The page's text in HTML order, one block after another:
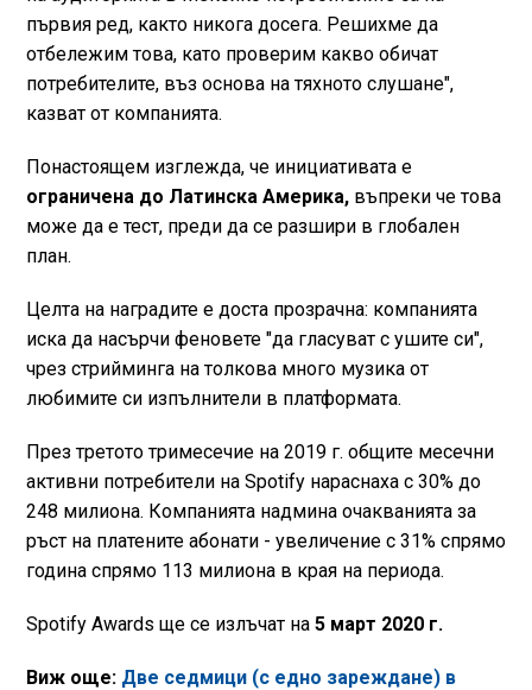
първия ред, както никога досега. Решихме да
отбележим това, като проверим какво обичат
потребителите, въз основа на тяхното слушане",
казват от компанията.
Понастоящем изглежда, че инициативата е
ограничена до Латинска Америка,въпреки че това
може да е тест, преди да се разшири в глобален
план.
Целта на наградите е доста прозрачна: компанията
иска да насърчи феновете "да гласуват с ушите си",
чрез стрийминга на толкова много музика от
любимите си изпълнители в платформата.
През третото тримесечие на 2019 г. общите месечни
активни потребители на Spotify нараснаха с 30% до
248 милиона. Компанията надмина очакванията за
ръст на платените абонати - увеличение с 31% спрямо
година спрямо 113 милиона в края на периода.
Spotify Awards ще се излъчат на 5 март 2020 г.
Виж още: Две седмици (с едно зареждане) в